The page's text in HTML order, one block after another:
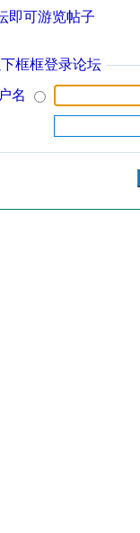
即可游览帖子
框框登录论坛
名